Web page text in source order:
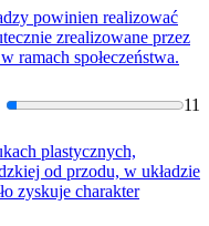
powinien realizować
zrealizowane przez
ramach społeczeństwa.
11
plastycznych,
od przodu, w układzie
zyskuje charakter